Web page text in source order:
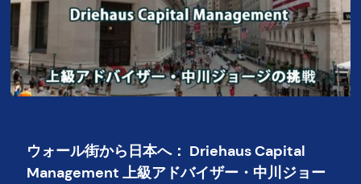
ウォール街から日本へ： Driehaus Capital
Management 上級アドバイザー・中川ジョー